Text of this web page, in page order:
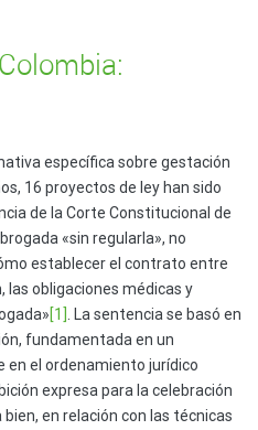
específica sobre gestación
16 proyectos de ley han sido
de la Corte Constitucional de
«sin regularla», no
establecer el contrato entre
las obligaciones médicas y
[1]
. La sentencia se basó en
fundamentada en un
en el ordenamiento jurídico
expresa para la celebración
en relación con las técnicas